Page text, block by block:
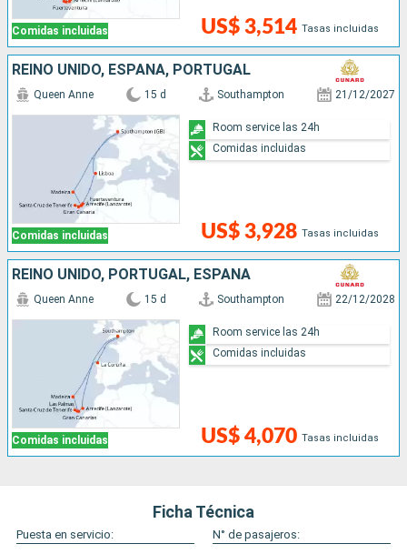
Comidas incluidas US$ 3,514 Tasas incluidas
REINO UNIDO, ESPAÑA, PORTUGAL
Comidas incluidas
Queen Anne 15 d Southampton 21/12/2027
US$ 3,928 Tasas incluidas
Room service las 24h
Comidas incluidas
REINO UNIDO, PORTUGAL, ESPAÑA
Comidas incluidas
Queen Anne 15 d Southampton 22/12/2028
US$ 4,070 Tasas incluidas
Room service las 24h
Comidas incluidas
Ficha Técnica
Puesta en servicio:
N° de pasajeros: